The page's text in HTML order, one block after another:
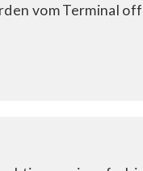
vom Terminal